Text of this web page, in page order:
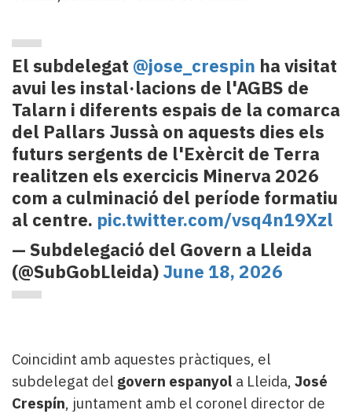
El subdelegat @jose_crespin ha visitat
avui les instal·lacions de l'AGBS de
Talarn i diferents espais de la comarca
del Pallars Jussà on aquests dies els
futurs sergents de l'Exèrcit de Terra
realitzen els exercicis Minerva 2026
com a culminació del període formatiu
al centre. pic.twitter.com/vsq4n19Xzl
— Subdelegació del Govern a Lleida
(@SubGobLleida) June 18, 2026
Coincidint amb aquestes pràctiques, el
subdelegat del govern espanyol a Lleida, José
Crespín, juntament amb el coronel director de